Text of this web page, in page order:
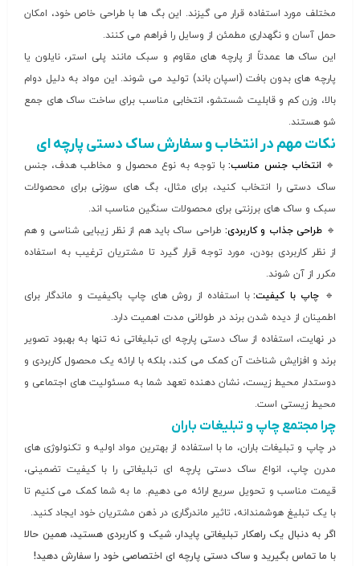
مختلف مورد استفاده قرار می گیزند. این بگ ها با طراحی خاص خود، امکان
حمل آسان و نگهداری مطمئن از وسایل را فراهم می کنند.
این ساک ها عمدتاً از پارچه های مقاوم و سبک مانند پلی استر، نایلون یا
پارچه های بدون بافت (اسپان باند) تولید می شوند. این مواد به دلیل دوام
بالا، وزن کم و قابلیت شستشو، انتخابی مناسب برای ساخت ساک های جمع
شو هستند.
نکات مهم در انتخاب و سفارش ساک دستی پارچه ای
🔹 انتخاب جنس مناسب:با توجه به نوع محصول و مخاطب هدف، جنس
ساک دستی را انتخاب کنید، برای مثال، بگ های سوزنی برای محصولات
سبک و ساک های برزنتی برای محصولات سنگین مناسب اند.
🔹 طراحی جذاب و کاربردی: طراحی ساک باید هم از نظر زیبایی شناسی و هم
از نظر کاربردی بودن، مورد توجه قرار گیرد تا مشتریان ترغیب به استفاده
مکرر از آن شوند.
🔹 چاپ با کیفیت:با استفاده از روش های چاپ باکیفیت و ماندگار برای
اطمینان از دیده شدن برند در طولانی مدت اهمیت دارد.
در نهایت، استفاده از ساک دستی پارچه ای تبلیغاتی نه تنها به بهبود تصویر
برند و افزایش شناخت آن کمک می کند، بلکه با ارائه یک محصول کاربردی و
دوستدار محیط زیست، نشان دهنده تعهد شما به مسئولیت های اجتماعی و
محیط زیستی است.
چرا مجتمع چاپ و تبلیغات باران
در چاپ و تبلیغات باران، ما با استفاده از بهترین مواد اولیه و تکنولوژی های
مدرن چاپ، انواع ساک دستی پارچه ای تبلیغاتی را با کیفیت تضمینی،
قیمت مناسب و تحویل سریع ارائه می دهیم. ما به شما کمک می کنیم تا
با یک تبلیغ هوشمندانه، تاثیر ماندرگاری در ذهن مشتریان خود ایجاد کنید.
اگر به دنبال یک راهکار تبلیغاتی پایدار، شیک و کاربردی هستید، همین حالا
با ما تماس بگیرید و ساک دستی پارچه ای اختصاصی خود را سفارش دهید!